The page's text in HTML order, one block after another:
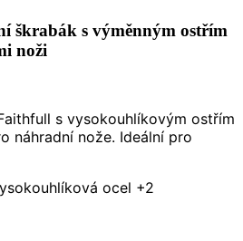
škrabák s výměnným ostřím
noži
s vysokouhlíkovým ostřím
náhradní nože. Ideální pro
ocel +2